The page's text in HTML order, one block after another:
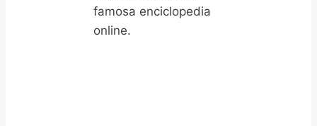
famosa enciclopedia
online.